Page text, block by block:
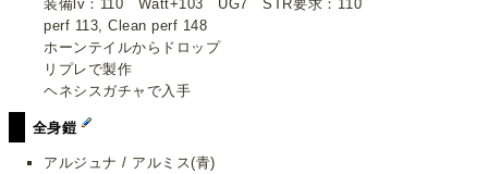
装備lv：110 Watt+103 UG7 STR要求：110
perf 113, Clean perf 148
ホーンテイルからドロップ
リプレで製作
ヘネシスガチャで入手
全身鎧
アルジュナ / アルミス(青)